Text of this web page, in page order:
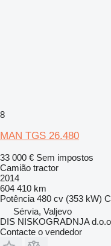
8
MAN TGS 26.480
33 000 € Sem impostos
Camião tractor
2014
604 410 km
Potência 480 cv (353 kW)
Sérvia, Valjevo
DIS NISKOGRADNJA
Contacte o vendedor